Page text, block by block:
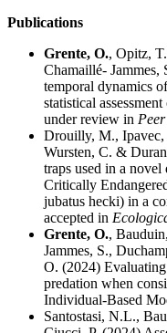
Publications
Grente, O., Opitz,
Chamaillé-
temporal dynamics
statistical
under review in
Drouilly, M., Ipavec,
Wursten, C. &
traps used in a
Critically
jubatus hecki) in a
accepted in
Grente, O.,
Jammes, S.,
O. (2024)
predation when
Individual-Based
Santostasi, N.L.,